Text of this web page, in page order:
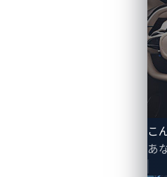
こ
あ
トであり、東京ビッグサイ
ティブワールドのカンファ
スタートを切りました。こ
ハッキングコミュニティ内
なオンサイトおよびオフサ
たるイベントで能力を発揮
り、興奮に満ちあふれてい